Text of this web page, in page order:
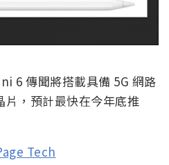
6 傳聞將搭載具備 5G 網路
，預計最快在今年底推
Tech